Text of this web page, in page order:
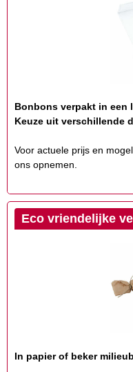
Bonbons verpakt in een
Keuze uit verschillende
Voor actuele prijs en
ons opnemen.
Eco vriendelijke
In papier of beker